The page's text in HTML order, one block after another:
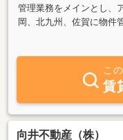
管理業務をメインとし、
岡、北九州、佐賀に物件
年からは、中古アパート
ある分野として、日々勉
こ
賃
向井不動産（株）